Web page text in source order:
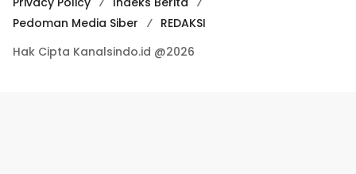
Pedoman Media Siber
REDAKSI
Hak Cipta Kanalsindo.id @2026